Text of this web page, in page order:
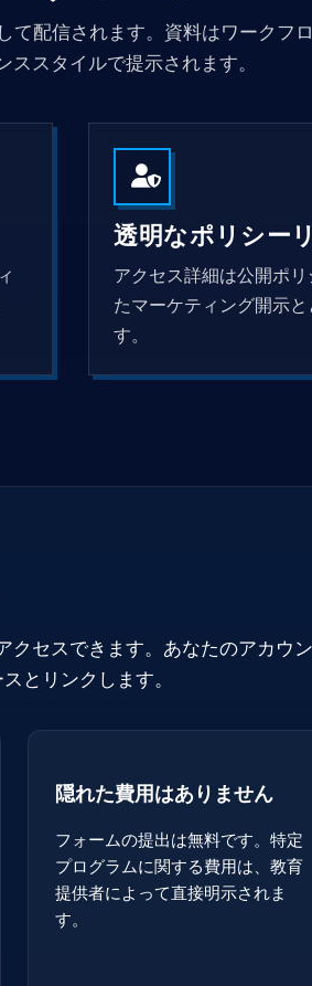
配信されます。資料はワークフ
スタイルで提示されます。
透明なポリシー
アクセス詳細は公開ポ
たマーケティング開示
す。
セスできます。あなたのアカウ
とリンクします。
隠れた費用はありません
フォームの提出は無料です。特定
プログラムに関する費用は、教育
提供者によって直接明示されま
す。